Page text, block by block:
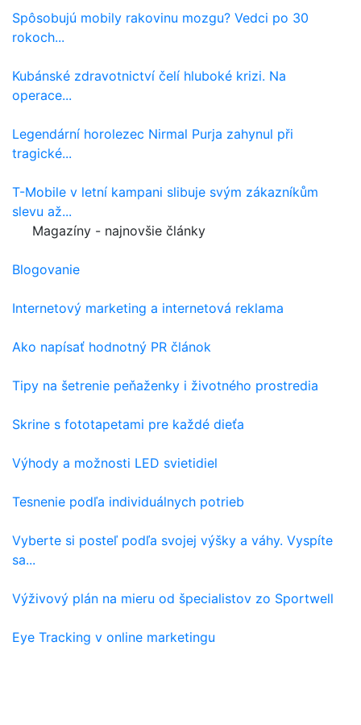
Spôsobujú mobily rakovinu mozgu? Vedci po 30
rokoch...
Kubánské zdravotnictví čelí hluboké krizi. Na
operace...
Legendární horolezec Nirmal Purja zahynul při
tragické...
T-Mobile v letní kampani slibuje svým zákazníkům
slevu až...
Magazíny - najnovšie články
Blogovanie
Internetový marketing a internetová reklama
Ako napísať hodnotný PR článok
Tipy na šetrenie peňaženky i životného prostredia
Skrine s fototapetami pre každé dieťa
Výhody a možnosti LED svietidiel
Tesnenie podľa individuálnych potrieb
Vyberte si posteľ podľa svojej výšky a váhy. Vyspíte
sa...
Výživový plán na mieru od špecialistov zo Sportwell
Eye Tracking v online marketingu